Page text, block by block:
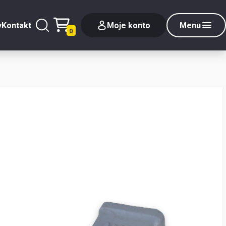
Kontakt
0
Moje konto Menu